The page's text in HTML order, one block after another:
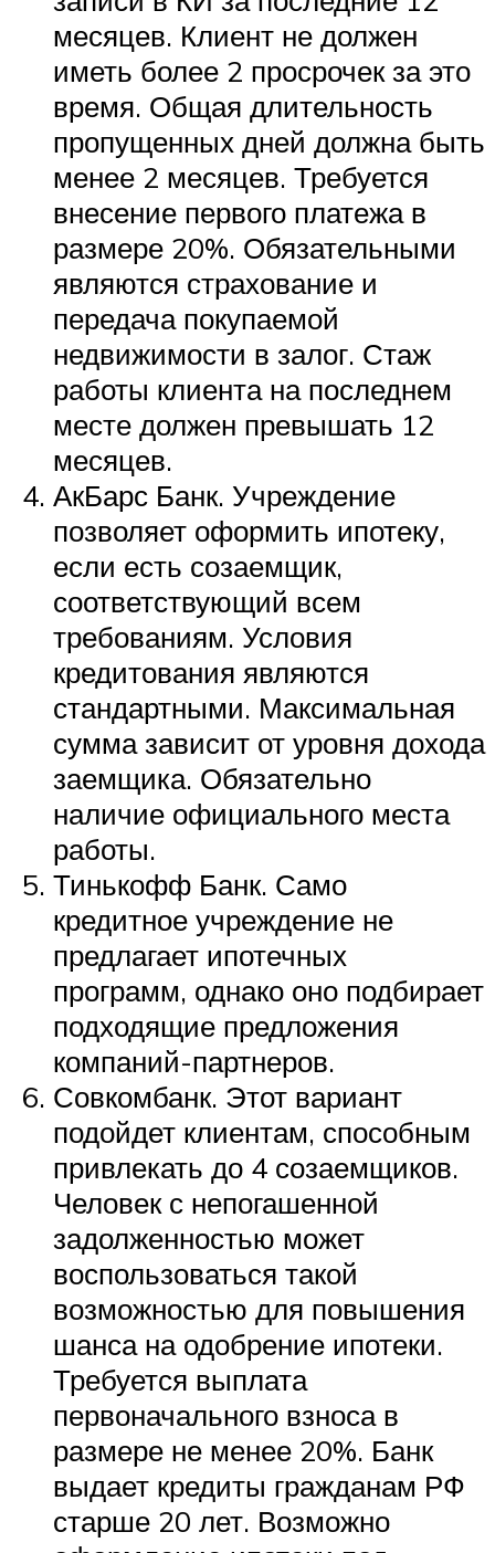
месяцев. Клиент не должен
иметь более 2 просрочек за это
время. Общая длительность
пропущенных дней должна быть
менее 2 месяцев. Требуется
внесение первого платежа в
размере 20%. Обязательными
являются страхование и
передача покупаемой
недвижимости в залог. Стаж
работы клиента на последнем
месте должен превышать 12
месяцев.
АкБарс Банк. Учреждение
позволяет оформить ипотеку,
если есть созаемщик,
соответствующий всем
требованиям. Условия
кредитования являются
стандартными. Максимальная
сумма зависит от уровня дохода
заемщика. Обязательно
наличие официального места
работы.
Тинькофф Банк. Само
кредитное учреждение не
предлагает ипотечных
программ, однако оно подбирает
подходящие предложения
компаний-партнеров.
Совкомбанк. Этот вариант
подойдет клиентам, способным
привлекать до 4 созаемщиков.
Человек с непогашенной
задолженностью может
воспользоваться такой
возможностью для повышения
шанса на одобрение ипотеки.
Требуется выплата
первоначального взноса в
размере не менее 20%. Банк
выдает кредиты гражданам РФ
старше 20 лет. Возможно